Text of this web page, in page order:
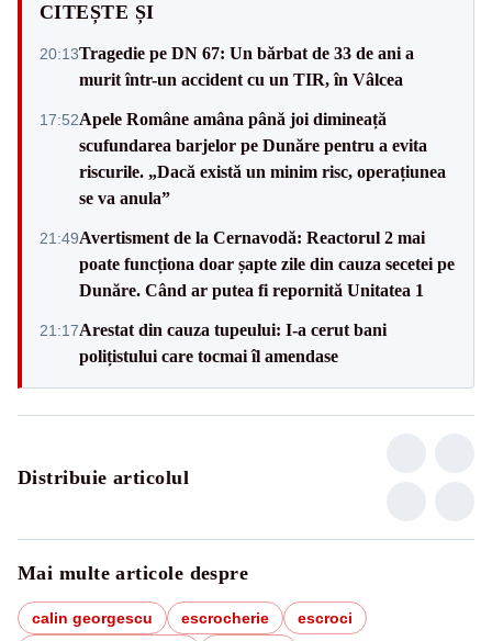
CITEȘTE ȘI
20:13Tragedie pe DN 67: Un bărbat de 33 de ani a
murit într-un accident cu un TIR, în Vâlcea
17:52Apele Române amâna până joi dimineață
scufundarea barjelor pe Dunăre pentru a evita
riscurile. „Dacă există un minim risc, operațiunea
se va anula”
21:49Avertisment de la Cernavodă: Reactorul 2 mai
poate funcționa doar șapte zile din cauza secetei pe
Dunăre. Când ar putea fi repornită Unitatea 1
21:17Arestat din cauza tupeului: I-a cerut bani
polițistului care tocmai îl amendase
Distribuie articolul
Mai multe articole despre
calin georgescu escrocherie
escroci